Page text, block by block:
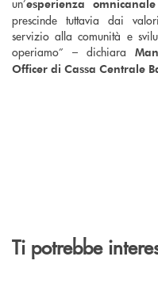
un’esperienza
prescinde tuttavia dai
servizio alla comunità e
operiamo” – dichiara
Officer di Cassa Centrale
Ti potrebbe